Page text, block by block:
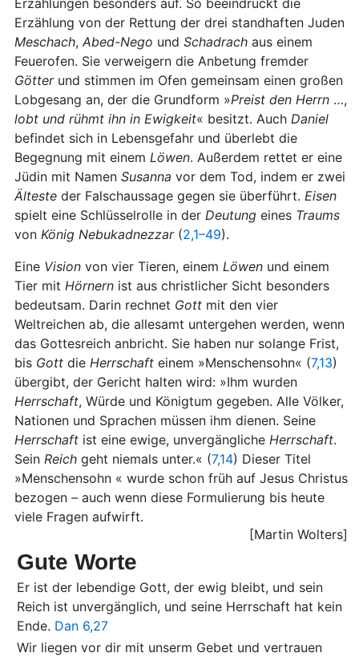
Erzählung von der Rettung der drei standhaften Juden
Meschach, Abed-Nego und Schadrach aus einem
Feuerofen. Sie verweigern die Anbetung fremder
Götterund stimmen im Ofen gemeinsam einen großen
Lobgesang an, der die Grundform »Preist den Herrn …,
lobt und rühmt ihn in Ewigkeit« besitzt. Auch Daniel
befindet sich in Lebensgefahr und überlebt die
Begegnung mit einem Löwen. Außerdem rettet er eine
Jüdin mit Namen Susanna vor dem Tod, indem er zwei
Älteste der Falschaussage gegen sie überführt. Eisen
spielt eine Schlüsselrolle in der Deutung eines Traums
von König Nebukadnezzar(2,1–49).
Eine Vision von vier Tieren, einem Löwen und einem
Tier mit Hörnern ist aus christlicher Sicht besonders
bedeutsam. Darin rechnet Gott mit den vier
Weltreichen ab, die allesamt untergehen werden, wenn
das Gottesreich anbricht. Sie haben nur solange Frist,
bis Gott die Herrschaft einem »Menschensohn« (7,13)
übergibt, der Gericht halten wird: »Ihm wurden
Herrschaft, Würde und Königtum gegeben. Alle Völker,
Nationen und Sprachen müssen ihm dienen. Seine
Herrschaft ist eine ewige, unvergängliche Herrschaft.
Sein Reich geht niemals unter.« (7,14) Dieser Titel
»Menschensohn « wurde schon früh auf Jesus Christus
bezogen – auch wenn diese Formulierung bis heute
viele Fragen aufwirft.
[Martin Wolters]
Gute Worte
Er ist der lebendige Gott, der ewig bleibt, und sein
Reich ist unvergänglich, und seine Herrschaft hat kein
Ende. Dan 6,27
Wir liegen vor dir mit unserm Gebet und vertrauen